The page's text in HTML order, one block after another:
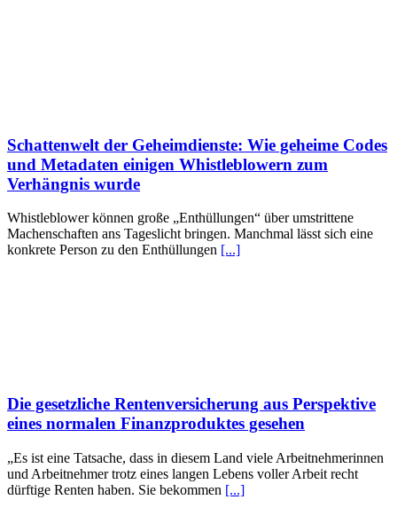
Schattenwelt der Geheimdienste: Wie geheime Codes
und Metadaten einigen Whistleblowern zum
Verhängnis wurde
Whistleblower können große „Enthüllungen“ über umstrittene
Machenschaften ans Tageslicht bringen. Manchmal lässt sich eine
konkrete Person zu den Enthüllungen [...]
Die gesetzliche Rentenversicherung aus Perspektive
eines normalen Finanzproduktes gesehen
„Es ist eine Tatsache, dass in diesem Land viele Arbeitnehmerinnen
und Arbeitnehmer trotz eines langen Lebens voller Arbeit recht
dürftige Renten haben. Sie bekommen [...]